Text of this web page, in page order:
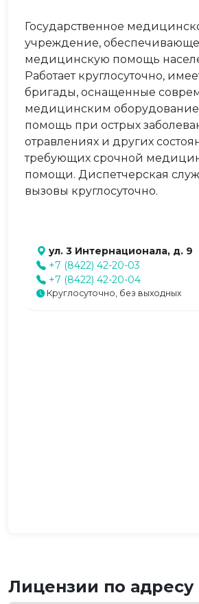
Государственное
учреждение,
медицинскую помощь
Работает круглосуточно,
бригады, оснащенные
медицинским
помощь при острых
отравлениях и других
требующих срочной
помощи. Диспетчерская
вызовы круглосуточно.
ул. 3 Интернационала, д. 9
+7 (8422) 42-20-03
+7 (8422) 42-20-04
Круглосуточно, без выходных
Лицензии по адресу